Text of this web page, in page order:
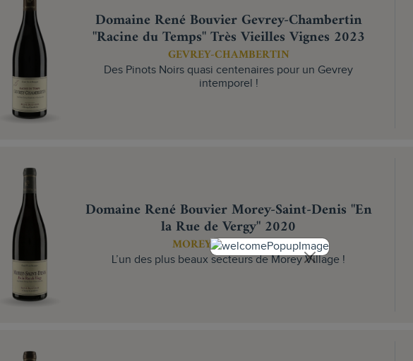
Domaine René Bouvier Gevrey-Chambertin
"Racine du Temps" Très Vieilles Vignes 2023
GEVREY-CHAMBERTIN
Des Pinots Noirs quasi centenaires pour un Gevrey
intemporel !
Domaine René Bouvier Morey-Saint-Denis "En
la Rue de Vergy" 2020
MOREY-SAINT-DENIS
L’un des plus beaux secteurs de Morey Village !